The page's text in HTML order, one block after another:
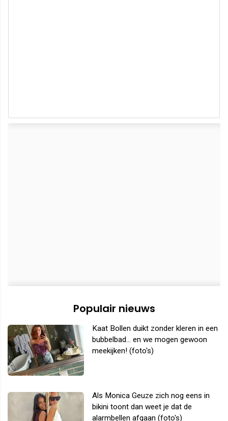
Populair nieuws
Kaat Bollen duikt zonder kleren in een
bubbelbad... en we mogen gewoon
meekijken! (foto's)
Als Monica Geuze zich nog eens in
bikini toont dan weet je dat de
alarmbellen afgaan (foto's)